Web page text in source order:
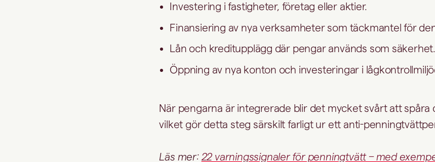
Investering i fastigheter, företag eller aktier.
Finansiering av nya verksamheter som täckmantel för
Lån och kreditupplägg där pengar används som säkerhet.
Öppning av nya konton och investeringar i
När pengarna är integrerade blir det mycket svårt att spåra
vilket gör detta steg särskilt farligt ur ett anti-
Läs mer: 22 varningssignaler för penningtvätt – med